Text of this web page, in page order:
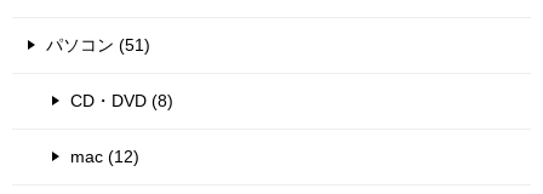
パソコン (51)
CD・DVD (8)
mac (12)